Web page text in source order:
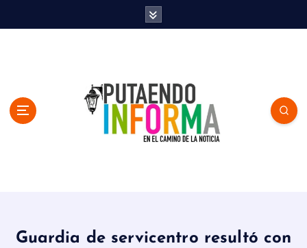
Guardia de servicentro resultó con